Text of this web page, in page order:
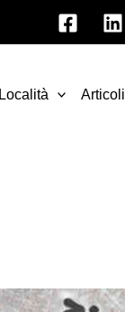
Località Articoli